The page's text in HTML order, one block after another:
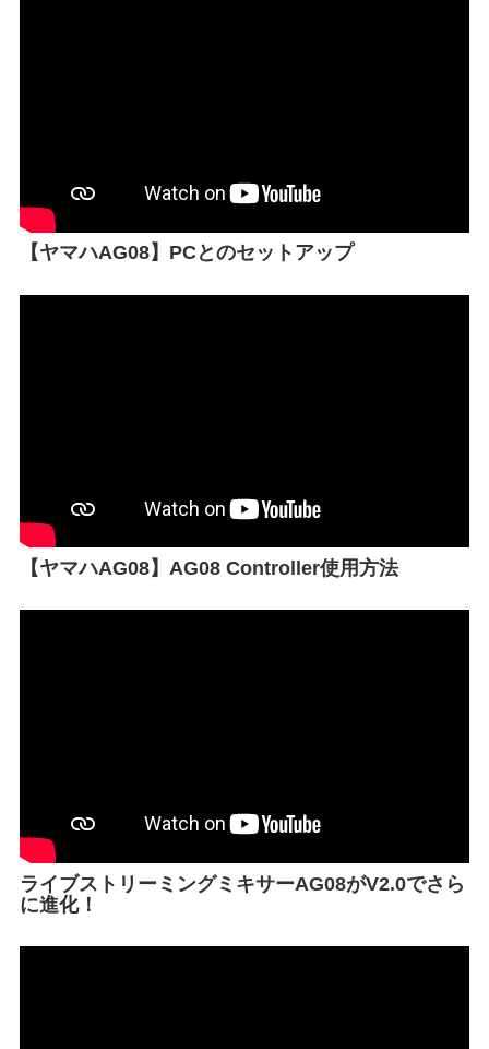
【ヤマハAG08】PCとのセットアップ
【ヤマハAG08】AG08 Controller使用方法
ライブストリーミングミキサーAG08がV2.0でさら
に進化！